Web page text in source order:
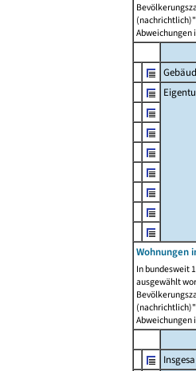
Abweichungen
Wohnungen
In bundesweit
ausgewählt
Abweichungen